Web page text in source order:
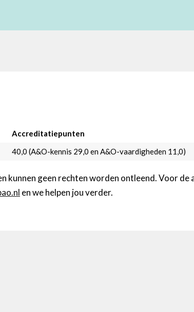
Accreditatiepunten
40,0 (A&O-kennis 29,0 en A&O-vaardigheden 11,0)
geen rechten worden ontleend. Voor de
en we helpen jou verder.